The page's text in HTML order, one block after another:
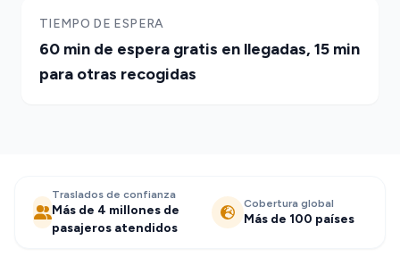
TIEMPO DE ESPERA
60 min de espera gratis en llegadas, 15 min
para otras recogidas
Traslados de confianza
Más de 4 millones de
pasajeros atendidos
Cobertura global
Más de 100 países